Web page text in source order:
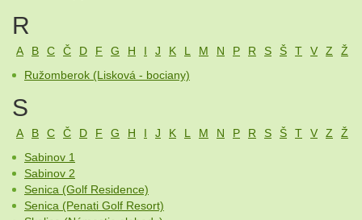
R
A B C Č D F G H I J K L M N P R S Š T V Z
Ž
Ružomberok (Lisková - bociany)
S
A B C Č D F G H I J K L M N P R S Š T V Z
Ž
Sabinov 1
Sabinov 2
Senica (Golf Residence)
Senica (Penati Golf Resort)